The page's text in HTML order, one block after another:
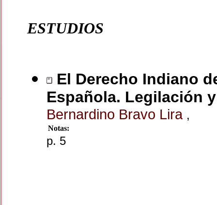
ESTUDIOS
El Derecho Indiano
Española. Legilación
Bernardino Bravo Lira ,
Notas:
p. 5